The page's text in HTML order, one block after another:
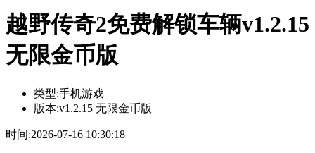
越野传奇2免费解锁车辆v1.2.15
无限金币版
类型:手机游戏
版本:v1.2.15 无限金币版
时间:2026-07-16 10:30:18